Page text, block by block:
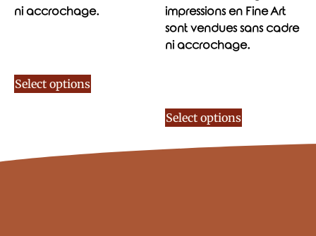
ni accrochage.
Select options
impressions en Fine Art
sont vendues sans cadre
ni accrochage.
Select options